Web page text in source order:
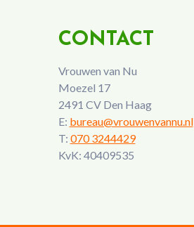
CONTACT
Vrouwen van Nu
Moezel 17
2491 CV Den Haag
E: bureau@vrouwenvannu.nl
T: 070 3244429
KvK: 40409535